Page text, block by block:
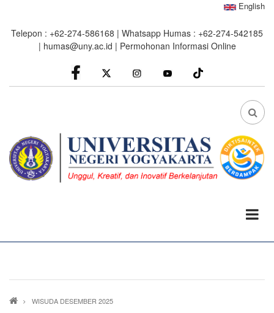
main
English
Telepon : +62-274-586168 | Whatsapp Humas : +62-274-542185
| humas@uny.ac.id | Permohonan Informasi Online
facebook
Instagram youtube
FA
Breadcrumb
WISUDA DESEMBER 2025